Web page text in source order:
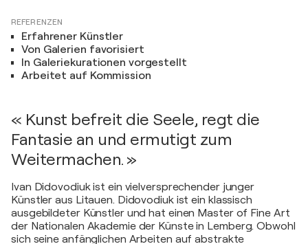
REFERENZEN
Erfahrener Künstler
Von Galerien favorisiert
In Galeriekurationen vorgestellt
Arbeitet auf Kommission
« Kunst befreit die Seele, regt die
Fantasie an und ermutigt zum
Weitermachen. »
Ivan Didovodiuk ist ein vielversprechender junger
Künstler aus Litauen. Didovodiuk ist ein klassisch
ausgebildeter Künstler und hat einen Master of Fine Art
der Nationalen Akademie der Künste in Lemberg. Obwohl
sich seine anfänglichen Arbeiten auf abstrakte